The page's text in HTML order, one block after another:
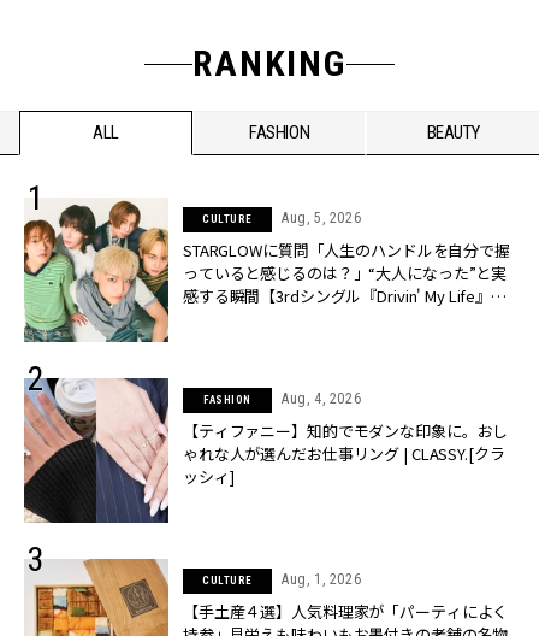
RANKING
ALL FASHION BEAUTY
CULTURE Aug, 5, 2026
STARGLOWに質問「人生のハンドルを自分で握
っていると感じるのは？」“大️人になった”と実
感する瞬間【3rdシングル『Drivin' My Life』発
FASHION Aug, 4, 2026
【ティファニー】知的でモダンな印象に。おし
ゃれな人が選んだお仕事リング | CLASSY.[クラ
ッシィ]
CULTURE Aug, 1, 2026
【手土産４選】人気料理家が「パーティによく